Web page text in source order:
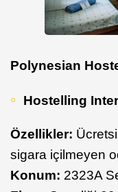
Polynesian
Hostelling
Özellikler:
sigara içilmeyen
Konum: 2323A